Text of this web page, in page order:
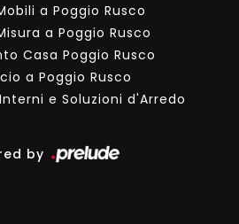
a Poggio Rusco
a Poggio Rusco
Casa Poggio Rusco
a Poggio Rusco
e Soluzioni d'Arredo
by